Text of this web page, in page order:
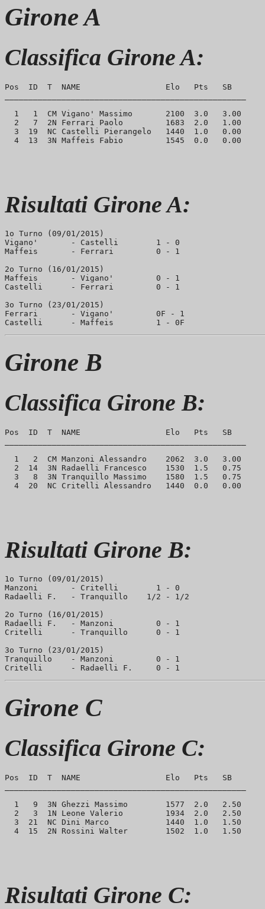
Girone A
Classifica Girone A:
Pos  ID  T  NAME                  Elo   Pts   SB
  1   1  CM Vigano' Massimo       2100  3.0   3.00
  2   7  2N Ferrari Paolo         1683  2.0   1.00
  3  19  NC Castelli Pierangelo   1440  1.0   0.00
Risultati Girone A:
1o Turno (09/01/2015)
Vigano'       - Castelli        1 - 0
Maffeis       - Ferrari         0 - 1
2o Turno (16/01/2015)
Maffeis       - Vigano'         0 - 1
Castelli      - Ferrari         0 - 1
3o Turno (23/01/2015)
Ferrari       - Vigano'         0F - 1
Girone B
Classifica Girone B:
Pos  ID  T  NAME                  Elo   Pts   SB
  1   2  CM Manzoni Alessandro    2062  3.0   3.00
  2  14  3N Radaelli Francesco    1530  1.5   0.75
  3   8  3N Tranquillo Massimo    1580  1.5   0.75
Risultati Girone B:
1o Turno (09/01/2015)
Manzoni       - Critelli        1 - 0
Radaelli F.   - Tranquillo    1/2 - 1/2
2o Turno (16/01/2015)
Radaelli F.   - Manzoni         0 - 1
Critelli      - Tranquillo      0 - 1
3o Turno (23/01/2015)
Tranquillo    - Manzoni         0 - 1
Girone C
Classifica Girone C:
Pos  ID  T  NAME                  Elo   Pts   SB
  1   9  3N Ghezzi Massimo        1577  2.0   2.50
  2   3  1N Leone Valerio         1934  2.0   2.50
  3  21  NC Dini Marco            1440  1.0   1.50
Risultati Girone C: